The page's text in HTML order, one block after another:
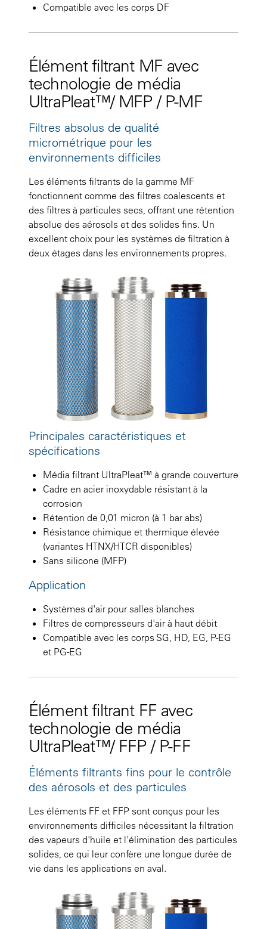
Compatible avec les corps DF
Élément filtrant MF avec
technologie de média
UltraPleat™/ MFP / P-MF
Filtres absolus de qualité
micrométrique pour les
environnements difficiles
Les éléments filtrants de la gamme MF
fonctionnent comme des filtres coalescents et
des filtres à particules secs, offrant une rétention
absolue des aérosols et des solides fins. Un
excellent choix pour les systèmes de filtration à
deux étages dans les environnements propres.
Principales caractéristiques et
spécifications
Média filtrant UltraPleat™ à grande couverture
Cadre en acier inoxydable résistant à la
corrosion
Rétention de 0,01 micron (à 1 bar abs)
Résistance chimique et thermique élevée
(variantes HTNX/HTCR disponibles)
Sans silicone (MFP)
Application
Systèmes d'air pour salles blanches
Filtres de compresseurs d'air à haut débit
Compatible avec les corps SG, HD, EG, P-EG
et PG-EG
Élément filtrant FF avec
technologie de média
UltraPleat™/ FFP / P-FF
Éléments filtrants fins pour le contrôle
des aérosols et des particules
Les éléments FF et FFP sont conçus pour les
environnements difficiles nécessitant la filtration
des vapeurs d'huile et l'élimination des particules
solides, ce qui leur confère une longue durée de
vie dans les applications en aval.